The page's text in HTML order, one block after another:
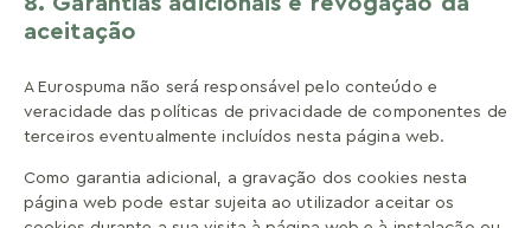
aceitação
A Eurospuma não será responsável pelo conteúdo e
veracidade das políticas de privacidade de componentes de
terceiros eventualmente incluídos nesta página web.
Como garantia adicional, a gravação dos cookies nesta
página web pode estar sujeita ao utilizador aceitar os